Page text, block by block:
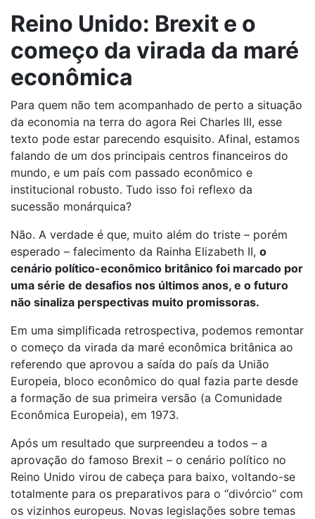
Reino Unido: Brexit e o
começo da virada da maré
econômica
Para quem não tem acompanhado de perto a situação
da economia na terra do agora Rei Charles III, esse
texto pode estar parecendo esquisito. Afinal, estamos
falando de um dos principais centros financeiros do
mundo, e um país com passado econômico e
institucional robusto. Tudo isso foi reflexo da
sucessão monárquica?
Não. A verdade é que, muito além do triste – porém
esperado – falecimento da Rainha Elizabeth II, o
cenário político-econômico britânico foi marcado por
uma série de desafios nos últimos anos, e o futuro
não sinaliza perspectivas muito promissoras.
Em uma simplificada retrospectiva, podemos remontar
o começo da virada da maré econômica britânica ao
referendo que aprovou a saída do país da União
Europeia, bloco econômico do qual fazia parte desde
a formação de sua primeira versão (a Comunidade
Econômica Europeia), em 1973.
Após um resultado que surpreendeu a todos – a
aprovação do famoso Brexit – o cenário político no
Reino Unido virou de cabeça para baixo, voltando-se
totalmente para os preparativos para o “divórcio” com
os vizinhos europeus. Novas legislações sobre temas